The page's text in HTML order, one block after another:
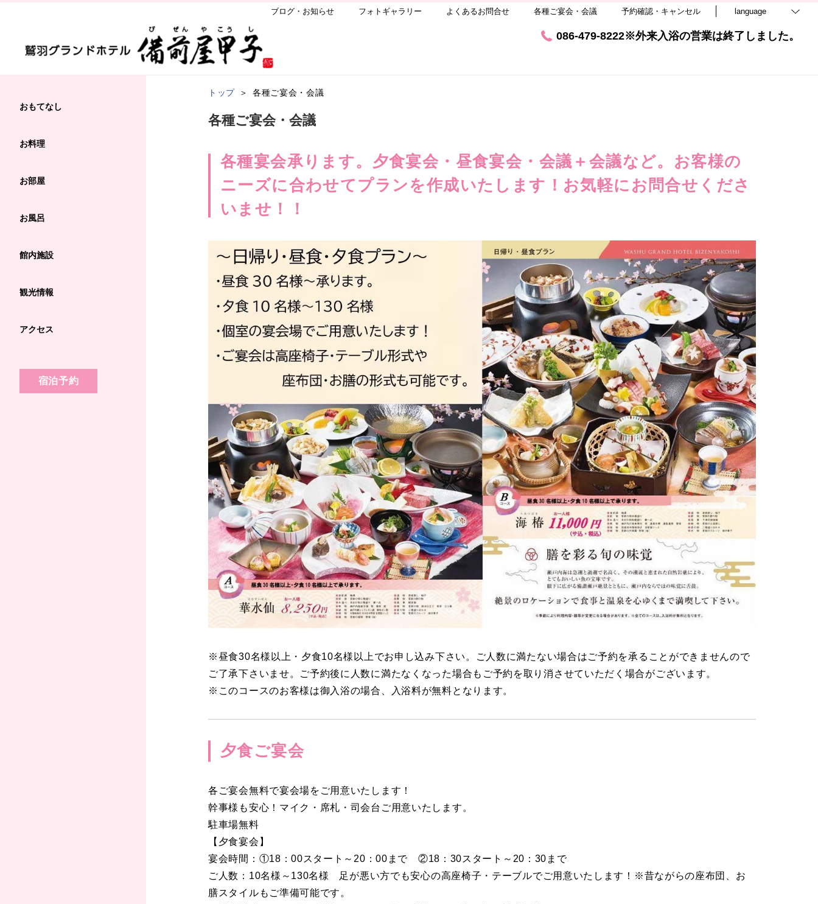
ブログ・お知らせ フォトギャラリー よくあるお問合せ 各種ご宴会・会議 予約確認・キャンセル language
086-479-8222※外来入浴の営業は終了しました。
おもてなし
お料理
お部屋
お風呂
館内施設
観光情報
アクセス
宿泊予約
トップ 各種ご宴会・会議
各種ご宴会・会議
各種宴会承ります。夕食宴会・昼食宴会・会議＋会議など。お客様の
ニーズに合わせてプランを作成いたします！お気軽にお問合せくださ
いませ！！
※昼食30名様以上・夕食10名様以上でお申し込み下さい。ご人数に満たない場合はご予約を承ることができませんので
ご了承下さいませ。ご予約後に人数に満たなくなった場合もご予約を取り消させていただく場合がございます。
※このコースのお客様は御入浴の場合、入浴料が無料となります。
夕食ご宴会
各ご宴会無料で宴会場をご用意いたします！
幹事様も安心！マイク・席札・司会台ご用意いたします。
駐車場無料
【夕食宴会】
宴会時間：①18：00スタート～20：00まで ②18：30スタート～20：30まで
ご人数：10名様～130名様 足が悪い方でも安心の高座椅子・テーブルでご用意いたします！※昔ながらの座布団、お
膳スタイルもご準備可能です。